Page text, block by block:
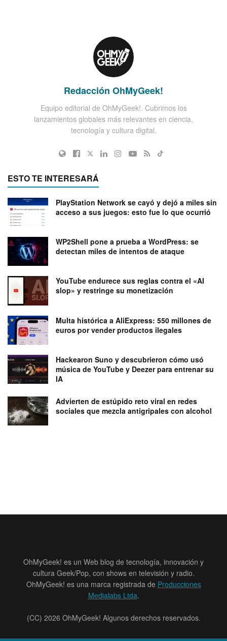
Redacción OhMyGeek!
Equipo editorial de OhMyGeek!. Cubrimos los
lanzamientos globales más relevantes en ciencia,
tecnología y cultura digital.
ESTO TE INTERESARÁ
PlayStation Network se cayó y dejó a miles sin
acceso a sus juegos: esto fue lo que ocurrió
WP2Shell pone a prueba a WordPress: se
detectan miles de intentos de ataque
YouTube endurece sus reglas contra el «AI
slop» y restringe su monetización
Multa histórica a AliExpress: 550 millones de
euros por vender productos ilegales
Hackearon Suno y descubrieron cómo usó
música de YouTube y Deezer para entrenar su
IA
Advierten de estúpido reto viral en redes
sociales que mezcla antigripales con alcohol
OhMyGeek! es un Web blog de tecnología, innovación y
cultura Geek/Pop, con shows en televisión y radio.
OhMyGeek! es una marca registrada de Producciones
Medialabs Ltda.
(CC) 2026 OhMyGeek! Algunos derechos reservados.